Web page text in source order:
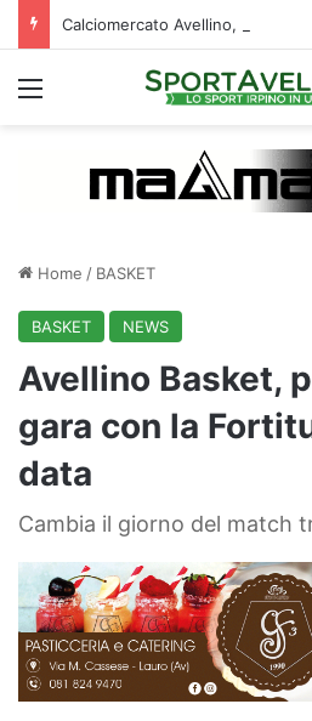
Menu
Home / BASKET
BASKET NEWS
Avellino Basket,
gara con la
data
Cambia il giorno del match